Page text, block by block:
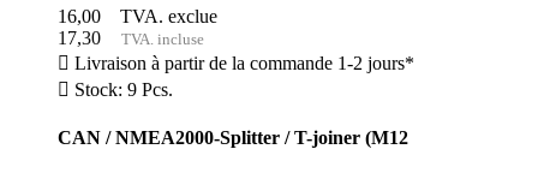
16,00
TVA. exclue
17,30
TVA. incluse
 Livraison à partir de la commande 1-2 jours*
 Stock: 9 Pcs.
CAN / NMEA2000-Splitter / T-joiner (M12